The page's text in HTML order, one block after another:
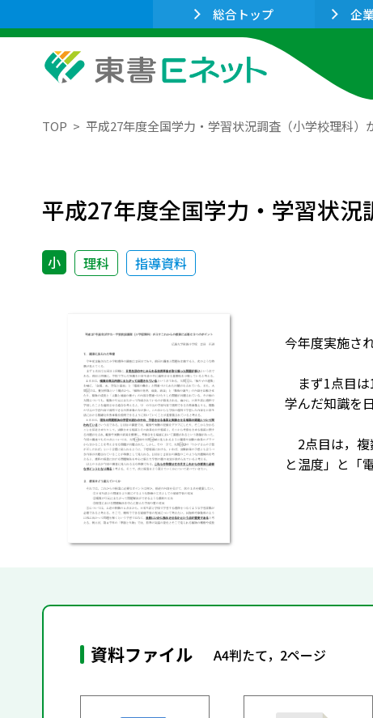
総合トップ 企
TOP 平成27年度全国学力・学習状況調査（小学校理科
平成27年度全国学力・学習状
小 理科 指導資料
今年度実施さ
まず1点目は
学んだ知識を
2点目は，複
と温度」と「
資料ファイル A4判たて，2ページ